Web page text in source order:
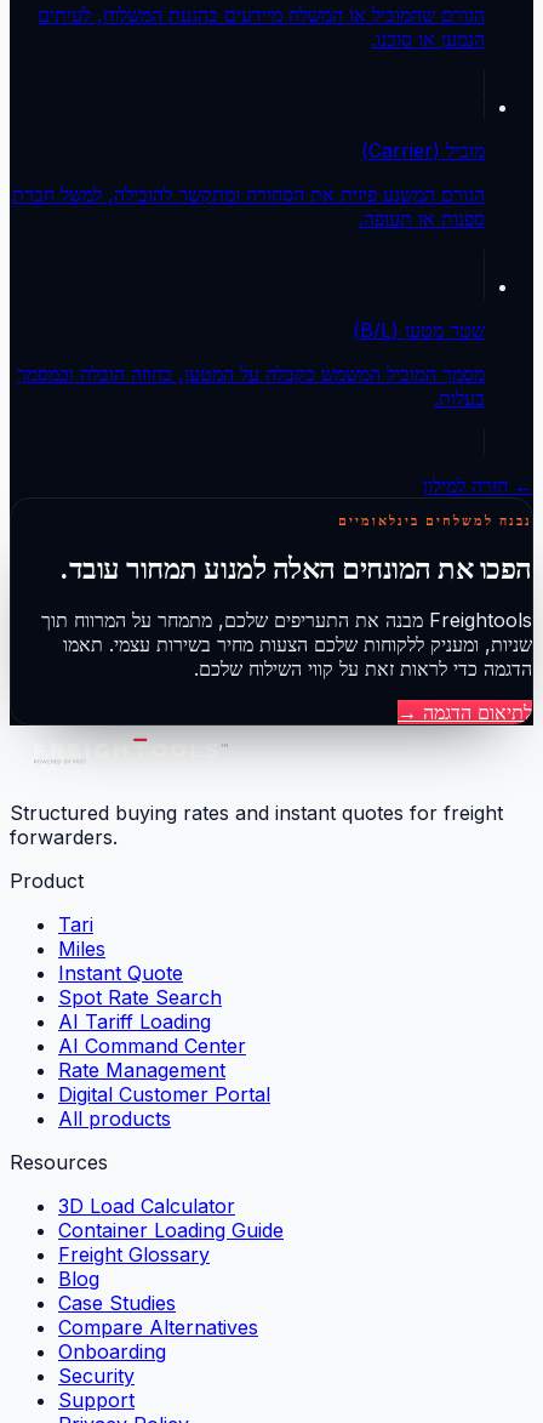
הגורם שהמוביל או המשלח מיידעים בהגעת המשלוח, לעיתים
הנמען או סוכנו.
מוביל (Carrier)
הגורם המשנע פיזית את הסחורה ומתקשר להובילה, למשל חברת
ספנות או תעופה.
שטר מטען (B/L)
מסמך המוביל המשמש כקבלה על המטען, כחוזה הובלה וכמסמך
בעלות.
← חזרה למילון
נבנה למשלחים בינלאומיים
הפכו את המונחים האלה למנוע תמחור עובד.
Freightools מבנה את התעריפים שלכם, מתמחר על המרווח תוך
שניות, ומעניק ללקוחות שלכם הצעות מחיר בשירות עצמי. תאמו
הדגמה כדי לראות זאת על קווי השילוח שלכם.
לתיאום הדגמה →
Structured buying rates and instant quotes for freight
forwarders.
Product
Tari
Miles
Instant Quote
Spot Rate Search
AI Tariff Loading
AI Command Center
Rate Management
Digital Customer Portal
All products
Resources
3D Load Calculator
Container Loading Guide
Freight Glossary
Blog
Case Studies
Compare Alternatives
Onboarding
Security
Support